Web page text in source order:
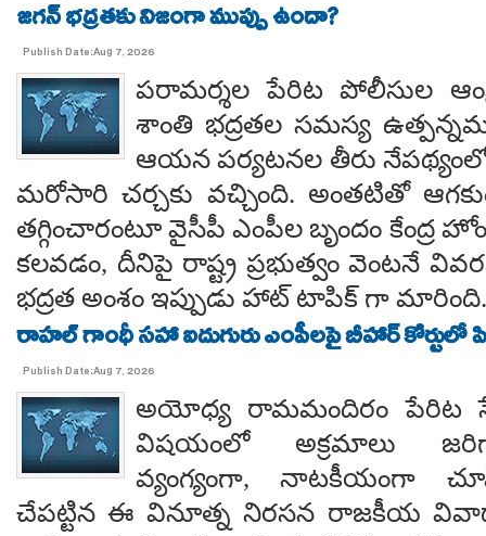
జగన్ భద్రతకు నిజంగా ముప్పు ఉందా?
Publish Date:Aug 7, 2026
పరామర్శల పేరిట పోలీసుల
శాంతి భద్రతల సమస్య
ఆయన పర్యటనల తీరు నేపథ్యంలో
మరోసారి చర్చకు వచ్చింది. అంతటితో
తగ్గించారంటూ వైసీపీ ఎంపీల బృందం కేంద్ర
కలవడం, దీనిపై రాష్ట్ర ప్రభుత్వం వెంటనే
భద్రత అంశం ఇప్పుడు హాట్ టాపిక్ గా మారింది.
రాహల్ గాంధీ సహా ఐదుగురు ఎంపీలపై బీహార్ కోర్టులో
Publish Date:Aug 7, 2026
అయోధ్య రామమందిరం పేరిట
విషయంలో అక్రమాలు
వ్యంగ్యంగా, నాటకీయంగా
చేపట్టిన ఈ వినూత్న నిరసన రాజకీయ